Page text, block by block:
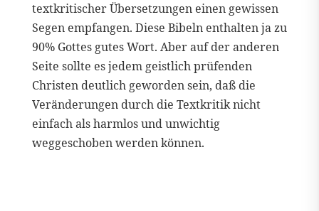
textkritischer Übersetzungen einen gewissen
Segen empfangen. Diese Bibeln enthalten ja zu
90% Gottes gutes Wort. Aber auf der anderen
Seite sollte es jedem geistlich prüfenden
Christen deutlich geworden sein, daß die
Veränderungen durch die Textkritik nicht
einfach als harmlos und unwichtig
weggeschoben werden können.